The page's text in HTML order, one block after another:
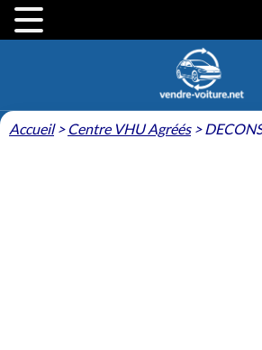
Accueil> Centre VHU Agréés>